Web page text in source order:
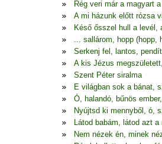
Rég veri már a magyart
A mi házunk előtt rózsa
Késő ősszel hull a levél,
... sallárom, hopp (hopp,
Serkenj fel, lantos,
A kis Jézus
Szent Péter siralma
E világban sok a bánat,
Ó, halandó, bűnös
Nyújtsd ki mennyből, ó,
Látod babám, látod azt a
Nem nézek én, minek